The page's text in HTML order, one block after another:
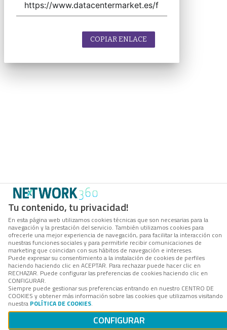
Tu contenido, tu privacidad!
En esta página web utilizamos cookies técnicas que son necesarias para la
navegación y la prestación del servicio. También utilizamos cookies para
ofrecerle una mejor experiencia de navegación, para facilitar la interacción con
nuestras funciones sociales y para permitirle recibir comunicaciones de
marketing que coincidan con sus hábitos de navegación e intereses.
Puede expresar su consentimiento a la instalación de cookies de perfiles
haciendo haciendo clic en ACEPTAR. Para rechazar puede hacer clic en
RECHAZAR. Puede configurar las preferencias de cookies haciendo clic en
CONFIGURAR.
Siempre puede gestionar sus preferencias entrando en nuestro CENTRO DE
COOKIES y obtener más información sobre las cookies que utilizamos visitando
nuestra POLÍTICA DE COOKIES.
CONFIGURAR
COPIAR ENLACE